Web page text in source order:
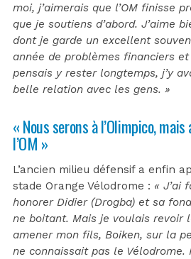
moi, j’aimerais que l’OM finisse
que je soutiens d’abord. J’aime
dont je garde un excellent
année de problèmes financiers
pensais y rester longtemps, j’y
belle relation avec les gens. »
« Nous serons à l’Olimpico,
l’OM »
L’ancien milieu défensif a enfin
stade Orange Vélodrome : « J’ai
honorer Didier (Drogba) et sa
ne boitant. Mais je voulais revoir
amener mon fils, Boiken, sur la
ne connaissait pas le Vélodrome.